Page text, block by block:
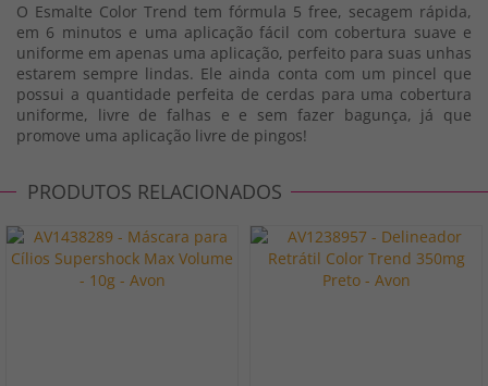
O Esmalte Color Trend tem fórmula 5 free, secagem rápida,
em 6 minutos e uma aplicação fácil com cobertura suave e
uniforme em apenas uma aplicação, perfeito para suas unhas
estarem sempre lindas. Ele ainda conta com um pincel que
possui a quantidade perfeita de cerdas para uma cobertura
uniforme, livre de falhas e e sem fazer bagunça, já que
promove uma aplicação livre de pingos!
PRODUTOS RELACIONADOS